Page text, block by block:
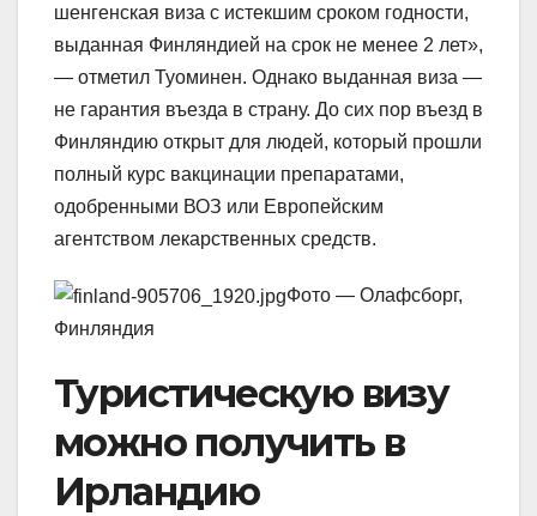
шенгенская виза с истекшим сроком годности,
выданная Финляндией на срок не менее 2 лет»,
— отметил Туоминен. Однако выданная виза —
не гарантия въезда в страну. До сих пор въезд в
Финляндию открыт для людей, который прошли
полный курс вакцинации препаратами,
одобренными ВОЗ или Европейским
агентством лекарственных средств.
Фото — Олафсборг,
Финляндия
Туристическую визу
можно получить в
Ирландию